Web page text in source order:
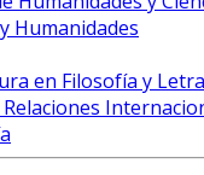
Humanidades
en Filosofía y